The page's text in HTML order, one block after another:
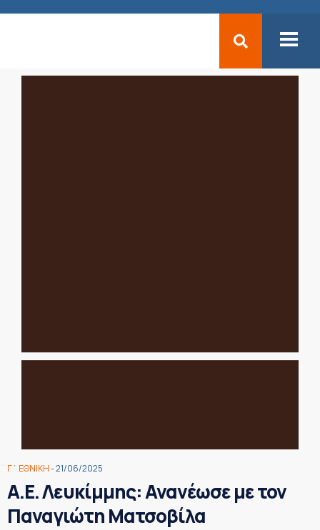
Γ΄ ΕΘΝΙΚΗ- 21/06/2025
Α.Ε. Λευκίμμης: Ανανέωσε με τον
Παναγιώτη Ματσοβίλα